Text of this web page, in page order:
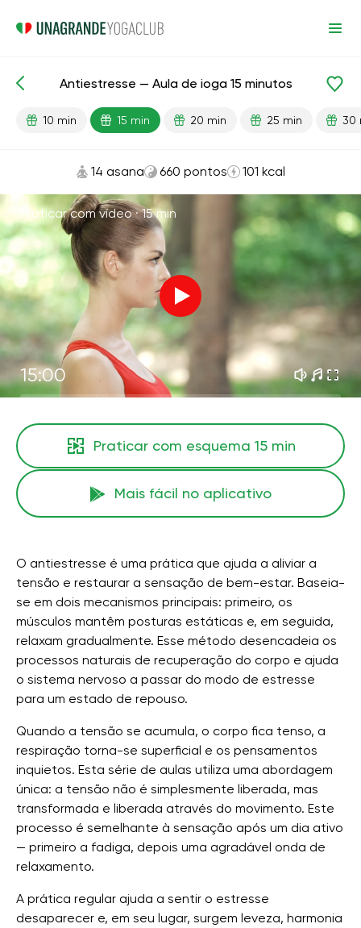
Aulas prontas Relaxamento Antiestresse
Antiestresse — Aula de ioga 15 minutos
10 min 15 min 20 min 25 min 30
14 asana 660 pontos 101 kcal
Praticar com vídeo ·15 min
15:00
Praticar com esquema 15 min
Mais fácil no aplicativo
O antiestresse é uma prática que ajuda a aliviar a
tensão e restaurar a sensação de bem-estar. Baseia-
se em dois mecanismos principais: primeiro, os
músculos mantêm posturas estáticas e, em seguida,
relaxam gradualmente. Esse método desencadeia os
processos naturais de recuperação do corpo e ajuda
o sistema nervoso a passar do modo de estresse
para um estado de repouso.
Quando a tensão se acumula, o corpo fica tenso, a
respiração torna-se superficial e os pensamentos
inquietos. Esta série de aulas utiliza uma abordagem
única: a tensão não é simplesmente liberada, mas
transformada e liberada através do movimento. Este
processo é semelhante à sensação após um dia ativo
— primeiro a fadiga, depois uma agradável onda de
relaxamento.
A prática regular ajuda a sentir o estresse
desaparecer e, em seu lugar, surgem leveza, harmonia